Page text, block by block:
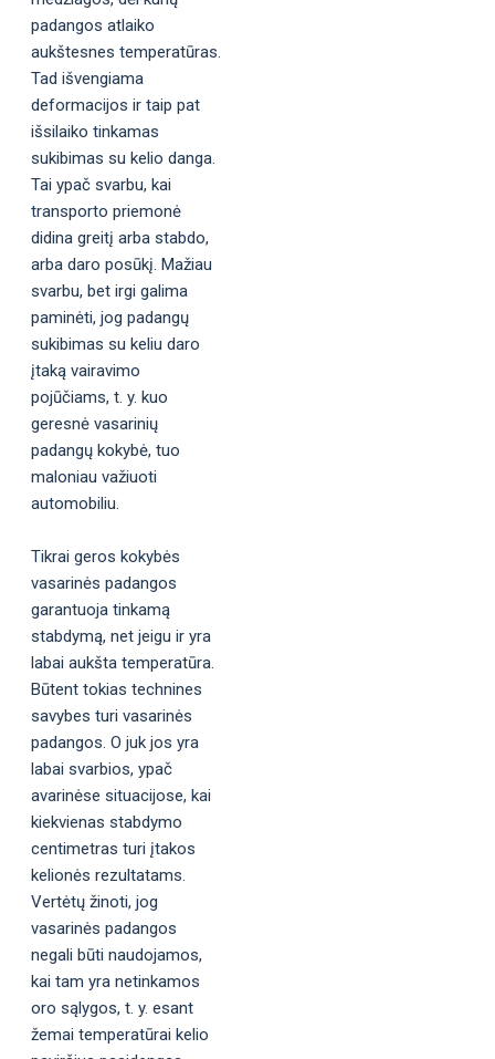
padangos atlaiko
aukštesnes temperatūras.
Tad išvengiama
deformacijos ir taip pat
išsilaiko tinkamas
sukibimas su kelio danga.
Tai ypač svarbu, kai
transporto priemonė
didina greitį arba stabdo,
arba daro posūkį. Mažiau
svarbu, bet irgi galima
paminėti, jog padangų
sukibimas su keliu daro
įtaką vairavimo
pojūčiams, t. y. kuo
geresnė vasarinių
padangų kokybė, tuo
maloniau važiuoti
automobiliu.
Tikrai geros kokybės
vasarinės padangos
garantuoja tinkamą
stabdymą, net jeigu ir yra
labai aukšta temperatūra.
Būtent tokias technines
savybes turi vasarinės
padangos. O juk jos yra
labai svarbios, ypač
avarinėse situacijose, kai
kiekvienas stabdymo
centimetras turi įtakos
kelionės rezultatams.
Vertėtų žinoti, jog
vasarinės padangos
negali būti naudojamos,
kai tam yra netinkamos
oro sąlygos, t. y. esant
žemai temperatūrai kelio